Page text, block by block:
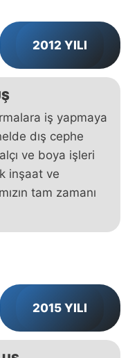
2012 YILI
iş yapmaya
dış cephe
ve boya işleri
inşaat ve
tam zamanı
2015 YILI